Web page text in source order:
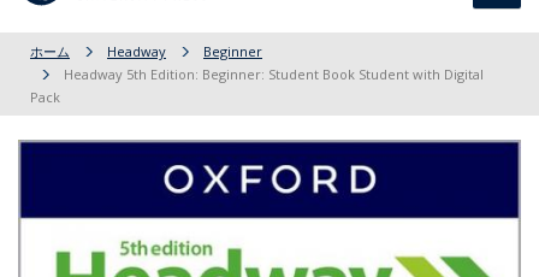
ホーム Headway
Beginner
Headway 5th Edition: Beginner: Student Book Student with Digital
Pack